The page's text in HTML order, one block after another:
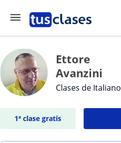
Ettore
Avanzini
Clases de Italiano
1ª clase gratis